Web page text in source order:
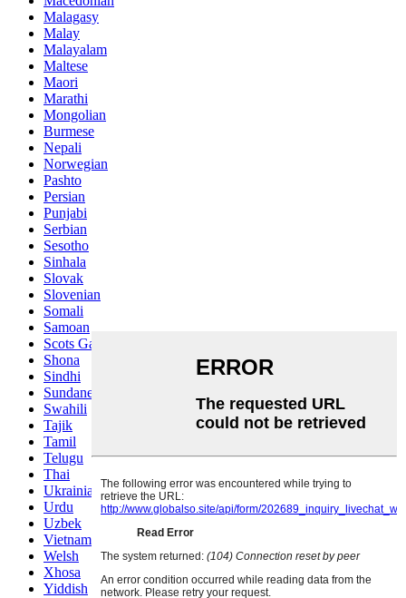
Malagasy
Malay
Malayalam
Maltese
Maori
Marathi
Mongolian
Burmese
Nepali
Norwegian
Pashto
Persian
Punjabi
Serbian
Sesotho
Sinhala
Slovak
Slovenian
Somali
Samoan
Scots Gaelic
Shona
Sindhi
Sundanese
Swahili
Tajik
Tamil
Telugu
Thai
Ukrainian
Urdu
Uzbek
Vietnamese
Welsh
Xhosa
Yiddish